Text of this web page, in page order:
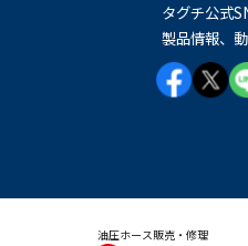
タグチ公式
製品情報、
油圧ホース販売・修理